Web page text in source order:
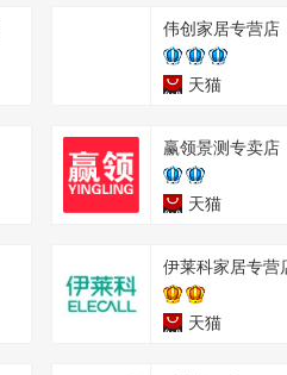
伟创家居专营店
天猫
赢领景测专卖店
天猫
伊莱科家居专营
天猫